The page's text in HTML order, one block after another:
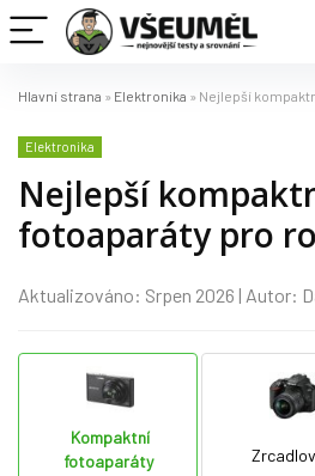
Hlavní strana » Elektronika » Nejlepší
Elektronika
Nejlepší
fotoaparáty pro
Aktualizováno: Srpen 2026 | Autor:
Kompaktní
fotoaparáty